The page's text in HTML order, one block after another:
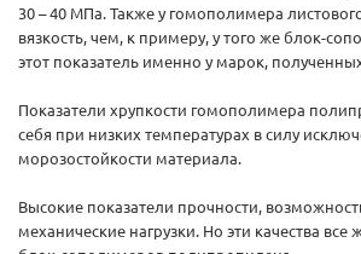
30 – 40 МПа. Также у гомополимера
вязкость, чем, к примеру, у того же блок-
этот показатель именно у марок,
Показатели хрупкости гомополимера
себя при низких температурах в силу
морозостойкости материала.
Высокие показатели прочности,
механические нагрузки. Но эти качества